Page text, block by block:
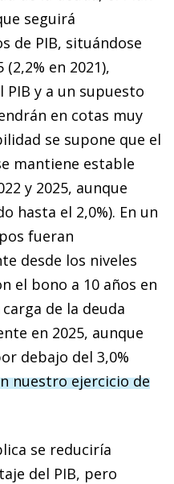
seguirá
de PIB, situándose
(2,2% en 2021),
y a un supuesto
en cotas muy
se supone que el
mantiene estable
y 2025, aunque
hasta el 2,0%). En un
fueran
desde los niveles
el bono a 10 años en
de la deuda
en 2025, aunque
debajo del 3,0%
nuestro ejercicio de
se reduciría
del PIB, pero